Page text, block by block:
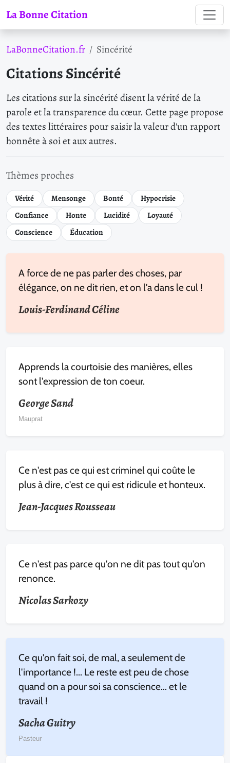
La Bonne Citation
LaBonneCitation.fr Sincérité
Citations Sincérité
Les citations sur la sincérité disent la vérité de la
parole et la transparence du cœur. Cette page propose
des textes littéraires pour saisir la valeur d'un rapport
honnête à soi et aux autres.
Thèmes proches
Vérité Mensonge Bonté
Hypocrisie
Confiance
Honte Lucidité
Loyauté
Conscience
Éducation
A force de ne pas parler des choses, par
élégance, on ne dit rien, et on l'a dans le cul !
Louis-Ferdinand Céline
Apprends la courtoisie des manières, elles
sont l'expression de ton coeur.
George Sand
Mauprat
Ce n'est pas ce qui est criminel qui coûte le
plus à dire, c'est ce qui est ridicule et honteux.
Jean-Jacques Rousseau
Ce n'est pas parce qu'on ne dit pas tout qu'on
renonce.
Nicolas Sarkozy
Ce qu'on fait soi, de mal, a seulement de
l'importance !... Le reste est peu de chose
quand on a pour soi sa conscience... et le
travail !
Sacha Guitry
Pasteur